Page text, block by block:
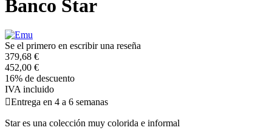
Banco Star
Se el primero en escribir una reseña
379,68 €
452,00 €
16% de descuento
IVA incluido
Entrega en 4 a 6 semanas
Star es una colección muy colorida e informal